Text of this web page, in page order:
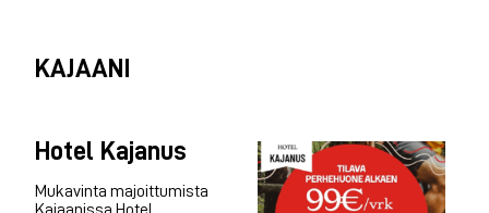
KAJAANI
Hotel Kajanus
Mukavinta majoittumista
Kajaanissa Hotel